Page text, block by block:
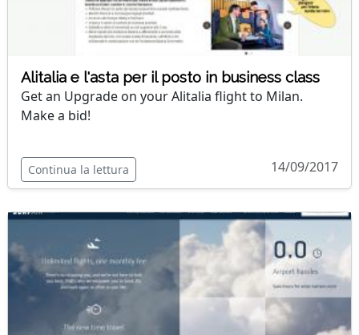
Alitalia e l'asta per il posto in business class
Get an Upgrade on your Alitalia flight to Milan.
Make a bid!
Continua la lettura 14/09/2017